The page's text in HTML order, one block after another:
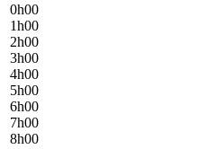
0h00
1h00
2h00
3h00
4h00
5h00
6h00
7h00
8h00